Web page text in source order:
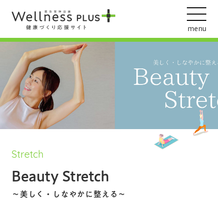
menu
Stretch
Beauty Stretch
～美しく・しなやかに整える～
ウェルネス動画
阪急阪神ホールディングス